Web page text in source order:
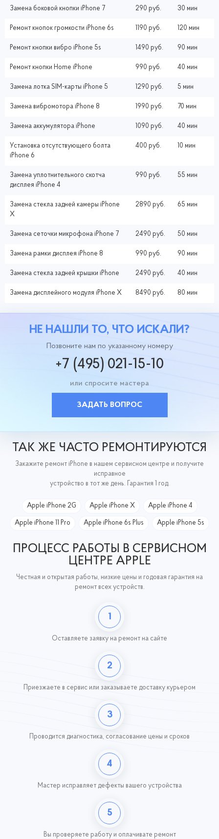
Замена боковой кнопки iPhone 7 290 руб. 30 мин
Ремонт кнопок громкости iPhone 6s 1190 руб. 120 мин
Ремонт кнопки вибро iPhone 5s 1490 руб. 90 мин
Ремонт кнопки Home iPhone 990 руб. 40 мин
Замена лотка SIM-карты iPhone 5 1290 руб. 5 мин
Замена вибромотора iPhone 8 1990 руб. 70 мин
Замена аккумулятора iPhone 1090 руб. 40 мин
Установка отсутствующего болта
iPhone 6
400 руб. 10 мин
Замена уплотнительного скотча
дисплея iPhone 4
990 руб. 55 мин
Замена стекла задней камеры iPhone
X
2890 руб. 65 мин
Замена сеточки микрофона iPhone 7 2490 руб. 50 мин
Замена рамки дисплея iPhone 8 990 руб. 90 мин
Замена стекла задней крышки iPhone 2490 руб. 40 мин
Замена дисплейного модуля iPhone X 8490 руб. 80 мин
НЕ НАШЛИ ТО, ЧТО ИСКАЛИ?
Позвоните нам по указанному номеру
+7 (495) 021-15-10
или спросите мастера
ЗАДАТЬ ВОПРОС
ТАК ЖЕ ЧАСТО РЕМОНТИРУЮТСЯ
Закажите ремонт iPhone в нашем сервисном центре и получите
исправное
устройство в тот же день. Гарантия 1 год.
Apple iPhone 2G Apple iPhone X Apple iPhone 4
Apple iPhone 11 Pro Apple iPhone 6s Plus Apple iPhone 5s
ПРОЦЕСС РАБОТЫ В СЕРВИСНОМ
ЦЕНТРЕ APPLE
Честная и открытая работы, низкие цены и годовая гарантия на
ремонт всех устройств.
1
Оставляете заявку на ремонт на сайте
2
Приезжаете в сервис или заказываете доставку курьером
3
Проводится диагностика, согласование цены и сроков
4
Мастер исправляет дефекты вашего устройства
5
Вы проверяете работу и оплачивате ремонт